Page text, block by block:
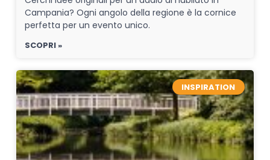
Campania? Ogni angolo della regione è la cornice
perfetta per un evento unico.
SCOPRI »
INSPIRATION